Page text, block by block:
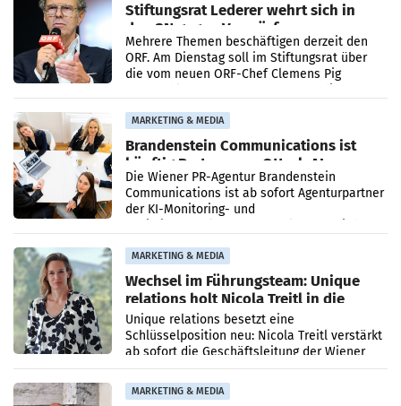
Stiftungsrat Lederer wehrt sich in
den SN gegen Vorwürfe
Mehrere Themen beschäftigen derzeit den
ORF. Am Dienstag soll im Stiftungsrat über
die vom neuen ORF-Chef Clemens Pig
MARKETING & MEDIA
Brandenstein Communications ist
künftig Partner von OtterlyAI
Die Wiener PR-Agentur Brandenstein
Communications ist ab sofort Agenturpartner
der KI-Monitoring- und
MARKETING & MEDIA
Wechsel im Führungsteam: Unique
relations holt Nicola Treitl in die
Geschäftsleitung
Unique relations besetzt eine
Schlüsselposition neu: Nicola Treitl verstärkt
ab sofort die Geschäftsleitung der Wiener
PR-Agentur an der Seite von Josef Kalina und
Anna Kalina-Mahr.
MARKETING & MEDIA